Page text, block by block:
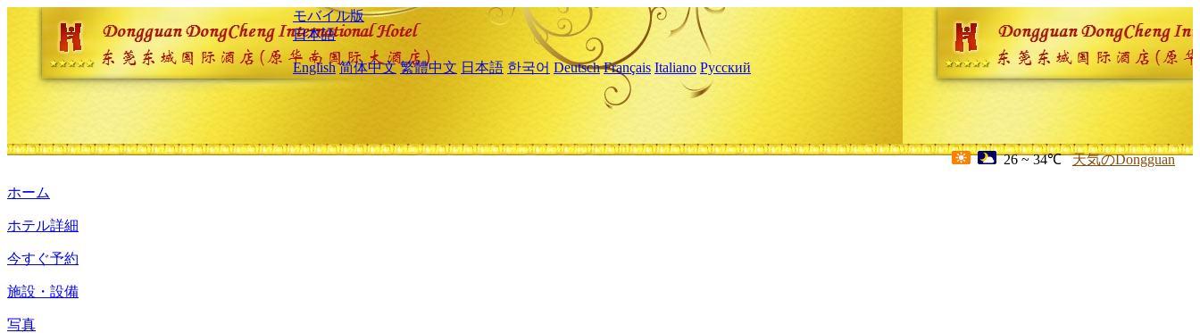
モバイル版
日本語
English 简体中文 繁體中文 日本語 한국어 Deutsch Français Italiano Русский
26 ~ 34℃ 天気のDongguan
ホーム
ホテル詳細
今すぐ予約
施設・設備
写真